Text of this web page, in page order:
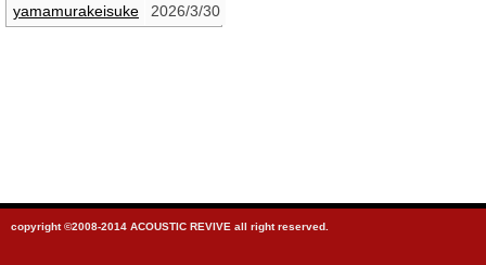
yamamurakeisuke
2026/3/30
copyright ©2008-2014 ACOUSTIC REVIVE all right reserved.